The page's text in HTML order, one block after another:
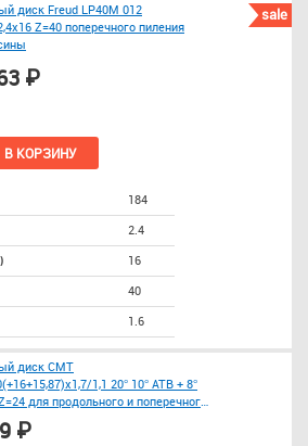
sale
диск Freud LP40M 012
Z=40 поперечного пиления
В КОРЗИНУ
₽
184
2.4
16
40
1.6
диск СМТ
1,1 20° 10° ATB + 8°
для продольного и поперечного
₽